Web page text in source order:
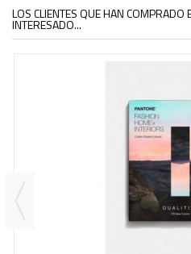
LOS CLIENTES QUE HAN COMPRADO
INTERESADO...